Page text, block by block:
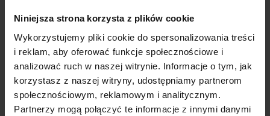
Niniejsza strona korzysta z plików cookie
Wykorzystujemy pliki cookie do spersonalizowania treści
i reklam, aby oferować funkcje społecznościowe i
analizować ruch w naszej witrynie. Informacje o tym, jak
korzystasz z naszej witryny, udostępniamy partnerom
społecznościowym, reklamowym i analitycznym.
Partnerzy mogą połączyć te informacje z innymi danymi
zalogowany.